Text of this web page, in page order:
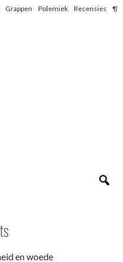
Grappen Polemiek Recensies ¶
en woede